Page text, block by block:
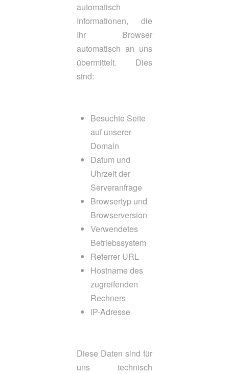
automatisch
Informationen, die
Ihr Browser
automatisch an uns
übermittelt. Dies
sind:
Besuchte Seite
auf unserer
Domain
Datum und
Uhrzeit der
Serveranfrage
Browsertyp und
Browserversion
Verwendetes
Betriebssystem
Referrer URL
Hostname des
zugreifenden
Rechners
IP-Adresse
Diese Daten sind für
uns technisch